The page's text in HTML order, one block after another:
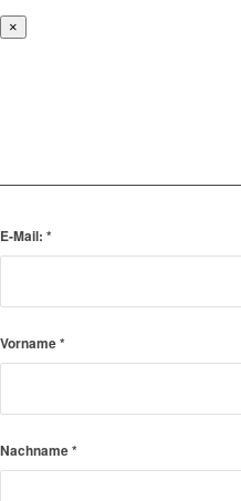
×
E-Mail: *
Vorname*
Nachname*